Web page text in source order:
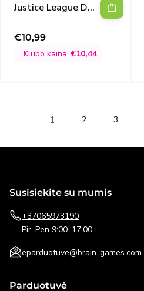
Justice League DC
Išpardavimo
kaina
€10,99
Klubo kaina:€10,44
1 2 3
Susisiekite su mumis
+37065973190
Pir–Pen 9:00–17:00
eparduotuve@brain-games.com
Parduotuvė